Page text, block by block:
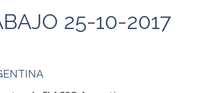
25-10-2017